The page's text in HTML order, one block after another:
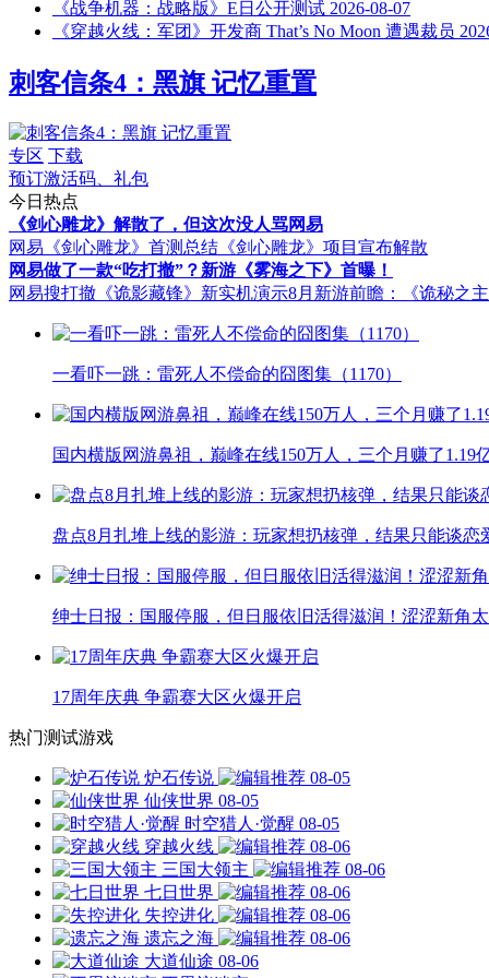
《战争机器：战略版》E日公开测试 2026-08-07
《穿越火线：军团》开发商 That’s No Moon 遭遇裁员
刺客信条4：黑旗 记忆重置
专区 下载
预订激活码、礼包
今日热点
《剑心雕龙》解散了，但这次没人骂网易
网易《剑心雕龙》首测总结 《剑心雕龙》项目宣布解散
网易做了一款“吃打撤”？新游《雾海之下》首曝！
网易搜打撤《诡影藏锋》新实机演示8月新游前瞻：《诡秘之
一看吓一跳：雷死人不偿命的囧图集（1170）
国内横版网游鼻祖，巅峰在线150万人，三个月赚了1.19
盘点8月扎堆上线的影游：玩家想扔核弹，结果只能谈恋
绅士日报：国服停服，但日服依旧活得滋润！涩涩新角太
17周年庆典 争霸赛大区火爆开启
热门测试游戏
炉石传说
08-05
仙侠世界 08-05
时空猎人·觉醒 08-05
穿越火线
08-06
三国大领主
08-06
七日世界
08-06
失控进化
08-06
遗忘之海
08-06
大道仙途 08-06